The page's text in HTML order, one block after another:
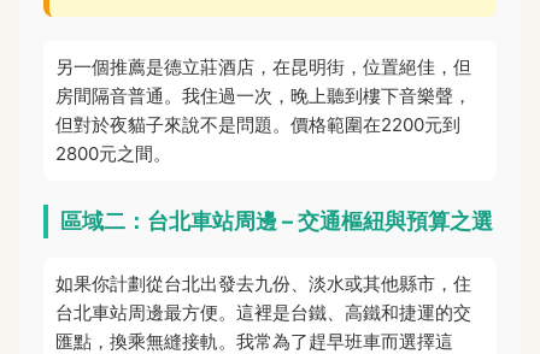
另一個推薦是德立莊酒店，在昆明街，位置絕佳，但
房間隔音普通。我住過一次，晚上聽到樓下音樂聲，
但對於夜貓子來說不是問題。價格範圍在2200元到
2800元之間。
區域二：台北車站周邊 – 交通樞紐與預算之選
如果你計劃從台北出發去九份、淡水或其他縣市，住
台北車站周邊最方便。這裡是台鐵、高鐵和捷運的交
匯點，換乘無縫接軌。我常為了趕早班車而選擇這